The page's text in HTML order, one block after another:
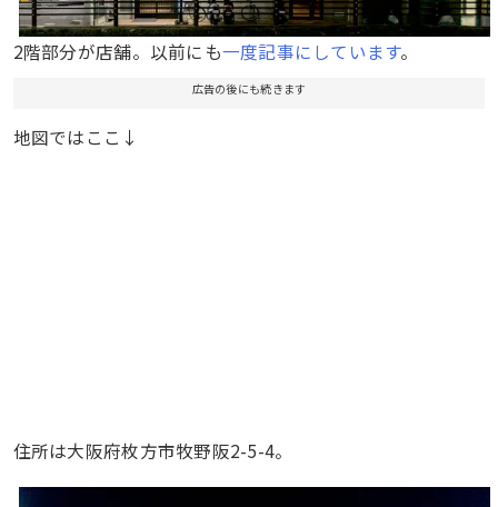
2階部分が店舗。以前にも一度記事にしています。
広告の後にも続きます
地図ではここ↓
住所は大阪府枚方市牧野阪2-5-4。